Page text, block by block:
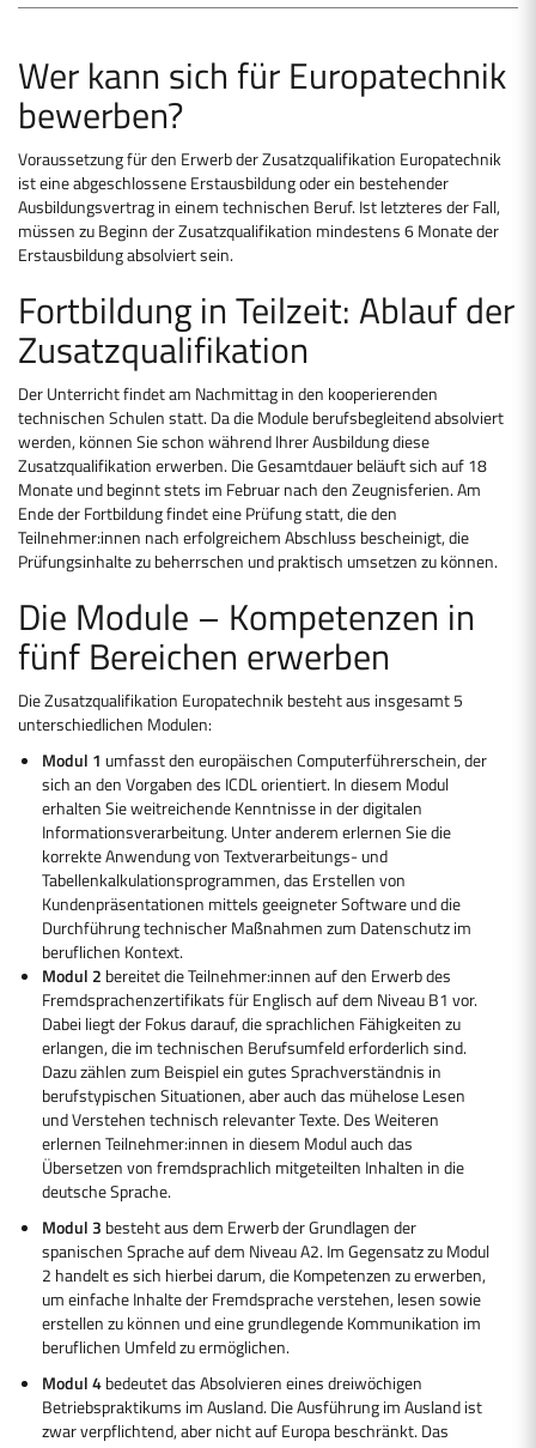
Wer kann sich für Europatechnik
bewerben?
Voraussetzung für den Erwerb der Zusatzqualifikation Europatechnik
ist eine abgeschlossene Erstausbildung oder ein bestehender
Ausbildungsvertrag in einem technischen Beruf. Ist letzteres der Fall,
müssen zu Beginn der Zusatzqualifikation mindestens 6 Monate der
Erstausbildung absolviert sein.
Fortbildung in Teilzeit: Ablauf der
Zusatzqualifikation
Der Unterricht findet am Nachmittag in den kooperierenden
technischen Schulen statt. Da die Module berufsbegleitend absolviert
werden, können Sie schon während Ihrer Ausbildung diese
Zusatzqualifikation erwerben. Die Gesamtdauer beläuft sich auf 18
Monate und beginnt stets im Februar nach den Zeugnisferien. Am
Ende der Fortbildung findet eine Prüfung statt, die den
Teilnehmer:innen nach erfolgreichem Abschluss bescheinigt, die
Prüfungsinhalte zu beherrschen und praktisch umsetzen zu können.
Die Module – Kompetenzen in
fünf Bereichen erwerben
Die Zusatzqualifikation Europatechnik besteht aus insgesamt 5
unterschiedlichen Modulen:
Modul 1 umfasst den europäischen Computerführerschein, der
sich an den Vorgaben des ICDL orientiert. In diesem Modul
erhalten Sie weitreichende Kenntnisse in der digitalen
Informationsverarbeitung. Unter anderem erlernen Sie die
korrekte Anwendung von Textverarbeitungs- und
Tabellenkalkulationsprogrammen, das Erstellen von
Kundenpräsentationen mittels geeigneter Software und die
Durchführung technischer Maßnahmen zum Datenschutz im
beruflichen Kontext.
Modul 2 bereitet die Teilnehmer:innen auf den Erwerb des
Fremdsprachenzertifikats für Englisch auf dem Niveau B1 vor.
Dabei liegt der Fokus darauf, die sprachlichen Fähigkeiten zu
erlangen, die im technischen Berufsumfeld erforderlich sind.
Dazu zählen zum Beispiel ein gutes Sprachverständnis in
berufstypischen Situationen, aber auch das mühelose Lesen
und Verstehen technisch relevanter Texte. Des Weiteren
erlernen Teilnehmer:innen in diesem Modul auch das
Übersetzen von fremdsprachlich mitgeteilten Inhalten in die
deutsche Sprache.
Modul 3 besteht aus dem Erwerb der Grundlagen der
spanischen Sprache auf dem Niveau A2. Im Gegensatz zu Modul
2 handelt es sich hierbei darum, die Kompetenzen zu erwerben,
um einfache Inhalte der Fremdsprache verstehen, lesen sowie
erstellen zu können und eine grundlegende Kommunikation im
beruflichen Umfeld zu ermöglichen.
Modul 4bedeutet das Absolvieren eines dreiwöchigen
Betriebspraktikums im Ausland. Die Ausführung im Ausland ist
zwar verpflichtend, aber nicht auf Europa beschränkt. Das